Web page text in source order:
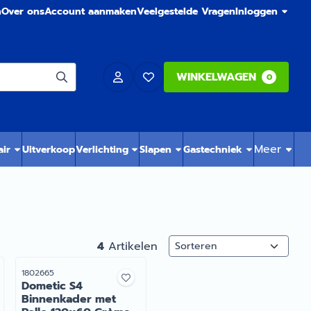
Over onsAccount aanmakenVeelgestelde VragenInloggen
WINKELWAGEN 0
UitverkoopVerlichting Slapen Gastechniek Meer
4 Artikelen Sorteermethode
Artikelnummer
1802665
Dometic S4
Binnenkader met